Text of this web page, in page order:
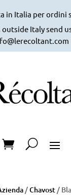
in Italia per ordini
Italy send
/Chavost /